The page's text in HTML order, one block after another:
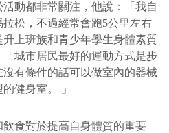
動都非常關注，他說：「我自
松，不過經常會跑5公里左右
上班族和青少年學生身體素質
城市居民最好的運動方式是步
有條件的話可以做室內的器械
健身室。 」
食對於提高自身體質的重要